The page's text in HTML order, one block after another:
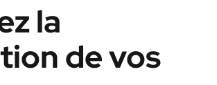
la
de vos